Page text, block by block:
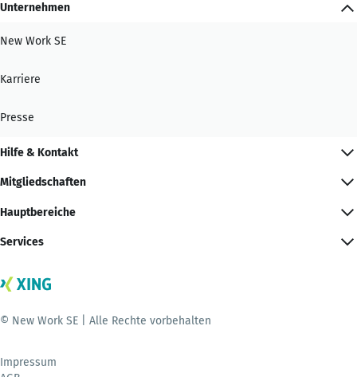
Unternehmen
New Work SE
Karriere
Presse
Hilfe & Kontakt
Mitgliedschaften
Hauptbereiche
Services
© New Work SE | Alle Rechte vorbehalten
Impressum